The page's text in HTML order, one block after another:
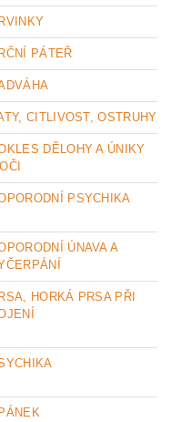
PÁTEŘ
CITLIVOST, OSTRUHY
DĚLOHY A ÚNIKY
PSYCHIKA
ÚNAVA A
HORKÁ PRSA PŘI